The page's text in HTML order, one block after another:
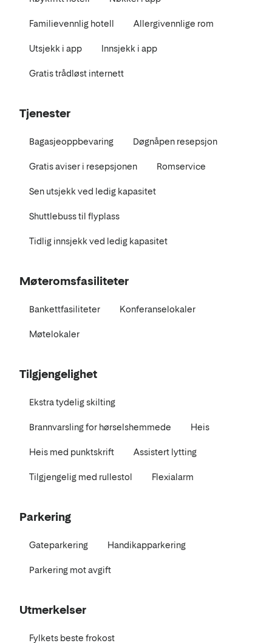
Familievennlig hotell Allergivennlige rom
Utsjekk i app Innsjekk i app
Gratis trådløst internett
Tjenester
Bagasjeoppbevaring Døgnåpen resepsjon
Gratis aviser i resepsjonen Romservice
Sen utsjekk ved ledig kapasitet
Shuttlebuss til flyplass
Tidlig innsjekk ved ledig kapasitet
Møteromsfasiliteter
Bankettfasiliteter Konferanselokaler
Møtelokaler
Tilgjengelighet
Ekstra tydelig skilting
Brannvarsling for hørselshemmede Heis
Heis med punktskrift Assistert lytting
Tilgjengelig med rullestol Flexialarm
Parkering
Gateparkering Handikapparkering
Parkering mot avgift
Utmerkelser
Fylkets beste frokost